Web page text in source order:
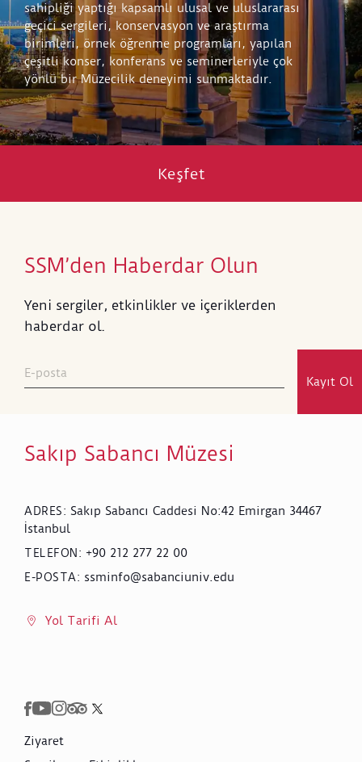
sahipliği yaptığı kapsamlı ulusal ve uluslararası
geçici sergileri, konservasyon ve araştırma
birimleri, örnek öğrenme programları, yapılan
çeşitli konser, konferans ve seminerleriyle çok
yönlü bir Müzecilik deneyimi sunmaktadır.
Keşfet
SSM’den Haberdar Olun
Yeni sergiler, etkinlikler ve içeriklerden
haberdar ol.
Kayıt Ol
Sakıp Sabancı Müzesi
ADRES: Sakıp Sabancı Caddesi No:42 Emirgan 34467
İstanbul
TELEFON : +90 212 277 22 00
E-POSTA: ssminfo@sabanciuniv.edu
Yol Tarifi Al
Ziyaret